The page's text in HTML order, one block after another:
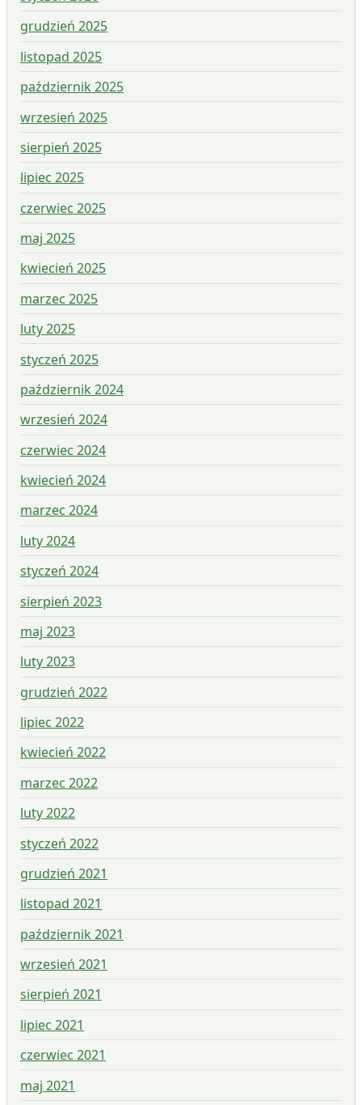
grudzień 2025
listopad 2025
październik 2025
wrzesień 2025
sierpień 2025
lipiec 2025
czerwiec 2025
maj 2025
kwiecień 2025
marzec 2025
luty 2025
styczeń 2025
październik 2024
wrzesień 2024
czerwiec 2024
kwiecień 2024
marzec 2024
luty 2024
styczeń 2024
sierpień 2023
maj 2023
luty 2023
grudzień 2022
lipiec 2022
kwiecień 2022
marzec 2022
luty 2022
styczeń 2022
grudzień 2021
listopad 2021
październik 2021
wrzesień 2021
sierpień 2021
lipiec 2021
czerwiec 2021
maj 2021